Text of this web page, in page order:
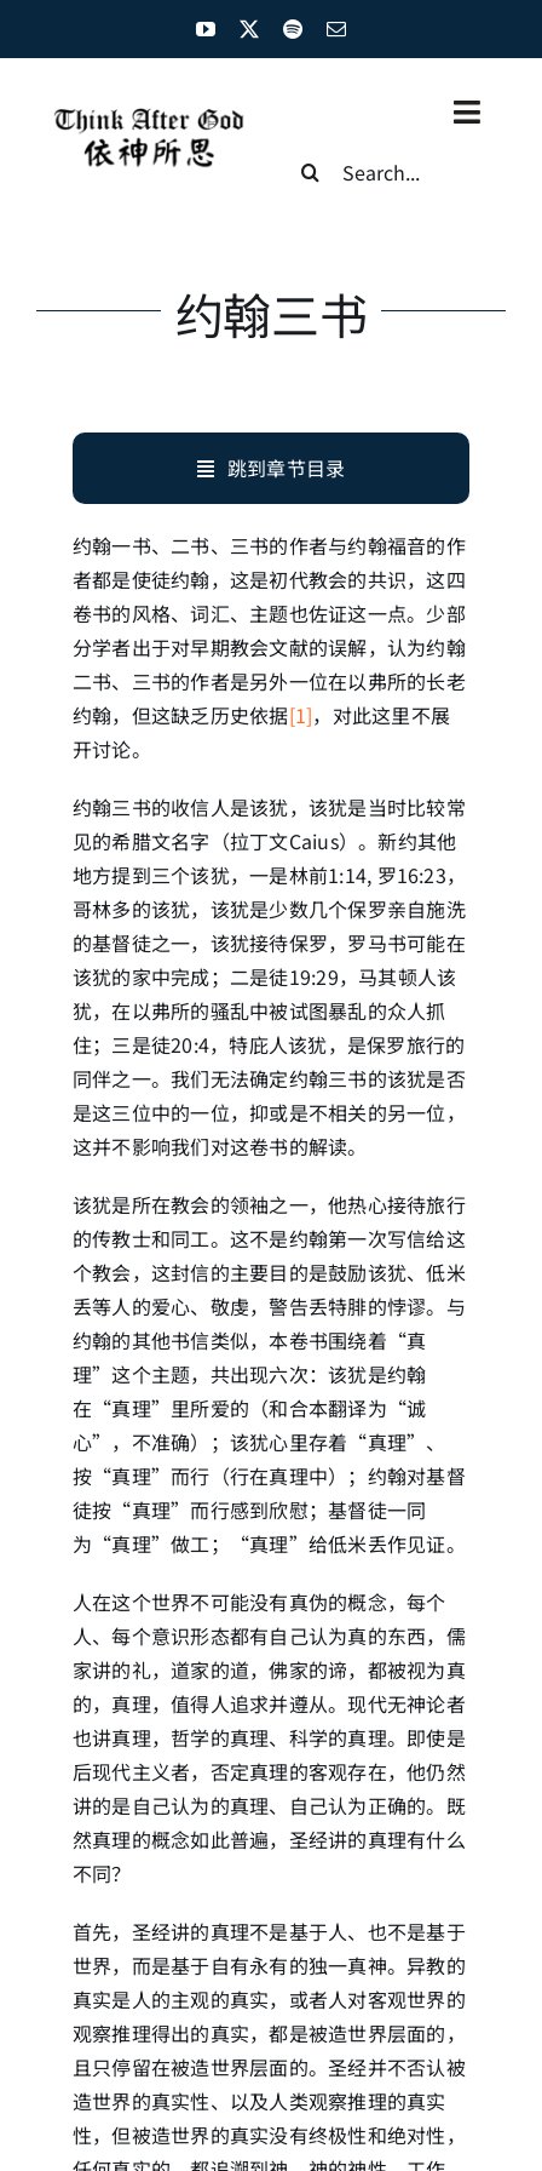
圣经解析
Search
约翰三书
跳到章节目录
约翰一书、二书、三书的作者与约翰福音的作
者都是使徒约翰，这是初代教会的共识，这四
卷书的风格、词汇、主题也佐证这一点。少部
分学者出于对早期教会文献的误解，认为约翰
二书、三书的作者是另外一位在以弗所的长老
约翰，但这缺乏历史依据[1]，对此这里不展
开讨论。
约翰三书的收信人是该犹，该犹是当时比较常
见的希腊文名字（拉丁文Caius）。新约其他
地方提到三个该犹，一是林前1:14, 罗16:23，
哥林多的该犹，该犹是少数几个保罗亲自施洗
的基督徒之一，该犹接待保罗，罗马书可能在
该犹的家中完成；二是徒19:29，马其顿人该
犹，在以弗所的骚乱中被试图暴乱的众人抓
住；三是徒20:4，特庇人该犹，是保罗旅行的
同伴之一。我们无法确定约翰三书的该犹是否
是这三位中的一位，抑或是不相关的另一位，
这并不影响我们对这卷书的解读。
该犹是所在教会的领袖之一，他热心接待旅行
的传教士和同工。这不是约翰第一次写信给这
个教会，这封信的主要目的是鼓励该犹、低米
丢等人的爱心、敬虔，警告丢特腓的悖谬。与
约翰的其他书信类似，本卷书围绕着“真
理”这个主题，共出现六次：该犹是约翰
在“真理”里所爱的（和合本翻译为“诚
心”，不准确）；该犹心里存着“真理”、
按“真理”而行（行在真理中）；约翰对基督
徒按“真理”而行感到欣慰；基督徒一同
为“真理”做工；“真理”给低米丢作见证。
人在这个世界不可能没有真伪的概念，每个
人、每个意识形态都有自己认为真的东西，儒
家讲的礼，道家的道，佛家的谛，都被视为真
的，真理，值得人追求并遵从。现代无神论者
也讲真理，哲学的真理、科学的真理。即使是
后现代主义者，否定真理的客观存在，他仍然
讲的是自己认为的真理、自己认为正确的。既
然真理的概念如此普遍，圣经讲的真理有什么
不同？
首先，圣经讲的真理不是基于人、也不是基于
世界，而是基于自有永有的独一真神。异教的
真实是人的主观的真实，或者人对客观世界的
观察推理得出的真实，都是被造世界层面的，
且只停留在被造世界层面的。圣经并不否认被
造世界的真实性、以及人类观察推理的真实
性，但被造世界的真实没有终极性和绝对性，